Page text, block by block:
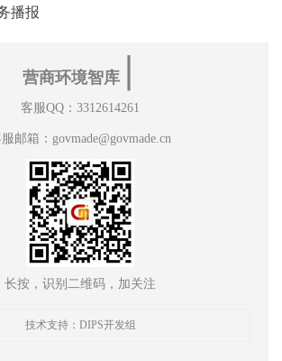
播报
营商环境智库
客服QQ：3312614261
邮箱：govmade@govmade.cn
长按，识别二维码，加关注
技术支持：DIPS开发组